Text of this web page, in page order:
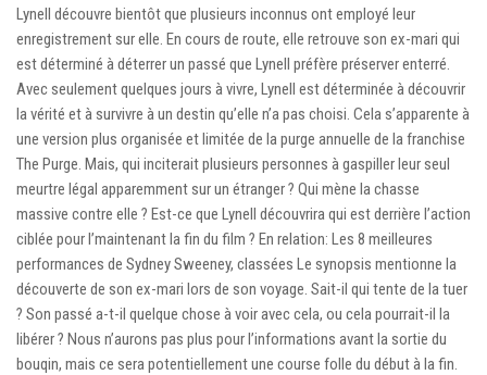
Lynell découvre bientôt que plusieurs inconnus ont employé leur
enregistrement sur elle. En cours de route, elle retrouve son ex-mari qui
est déterminé à déterrer un passé que Lynell préfère préserver enterré.
Avec seulement quelques jours à vivre, Lynell est déterminée à découvrir
la vérité et à survivre à un destin qu’elle n’a pas choisi. Cela s’apparente à
une version plus organisée et limitée de la purge annuelle de la franchise
The Purge. Mais, qui inciterait plusieurs personnes à gaspiller leur seul
meurtre légal apparemment sur un étranger ? Qui mène la chasse
massive contre elle ? Est-ce que Lynell découvrira qui est derrière l’action
ciblée pour l’maintenant la fin du film ? En relation: Les 8 meilleures
performances de Sydney Sweeney, classées Le synopsis mentionne la
découverte de son ex-mari lors de son voyage. Sait-il qui tente de la tuer
? Son passé a-t-il quelque chose à voir avec cela, ou cela pourrait-il la
libérer ? Nous n’aurons pas plus pour l’informations avant la sortie du
bouqin, mais ce sera potentiellement une course folle du début à la fin.